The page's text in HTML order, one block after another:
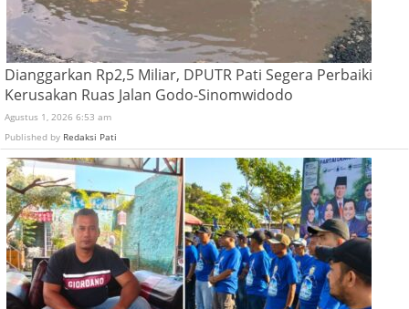
Dianggarkan Rp2,5 Miliar, DPUTR Pati Segera Perbaiki
Kerusakan Ruas Jalan Godo-Sinomwidodo
Agustus 1, 2026 6:53 am
Published by Redaksi Pati